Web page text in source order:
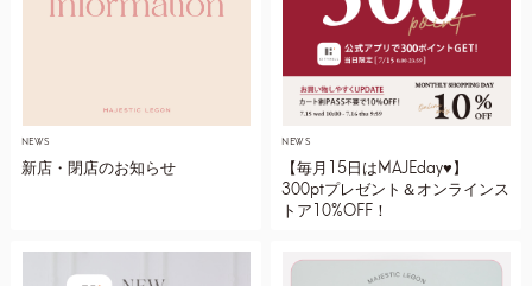
NEWS
新店・閉店のお知らせ
NEWS
【毎月15日はMAJEday♥】
300ptプレゼント＆オンラインス
トア10%OFF！